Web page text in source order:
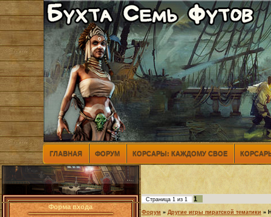
ГЛАВНАЯ ФОРУМ КОРСАРЫ: КАЖДОМУ СВОЕ
Форма входа
Страница 1 из 1 1
Форум » Другие игры пиратской тематики »